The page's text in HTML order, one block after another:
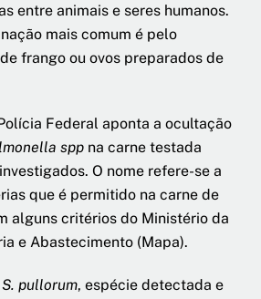
entre animais e seres humanos.
mais comum é pelo
frango ou ovos preparados de
Federal aponta a ocultação
spp na carne testada
O nome refere-se a
que é permitido na carne de
alguns critérios do Ministério da
e Abastecimento (Mapa).
S. pullorum, espécie detectada e